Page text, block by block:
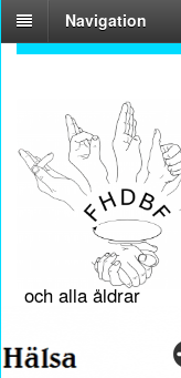
Navigation
och
En förening för
hela familjen
och alla åldrar